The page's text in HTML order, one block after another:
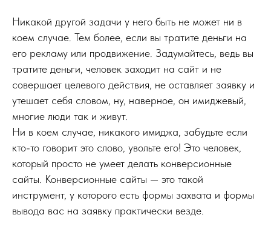
Никакой другой задачи у него быть не может ни в
коем случае. Тем более, если вы тратите деньги на
его рекламу или продвижение. Задумайтесь, ведь вы
тратите деньги, человек заходит на сайт и не
совершает целевого действия, не оставляет заявку и
утешает себя словом, ну, наверное, он имиджевый,
многие люди так и живут.
Ни в коем случае, никакого имиджа, забудьте если
кто-то говорит это слово, увольте его! Это человек,
который просто не умеет делать конверсионные
сайты. Конверсионные сайты — это такой
инструмент, у которого есть формы захвата и формы
вывода вас на заявку практически везде.